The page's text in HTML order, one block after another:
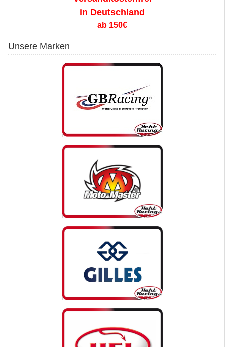
in Deutschland
ab 150€
Unsere Marken